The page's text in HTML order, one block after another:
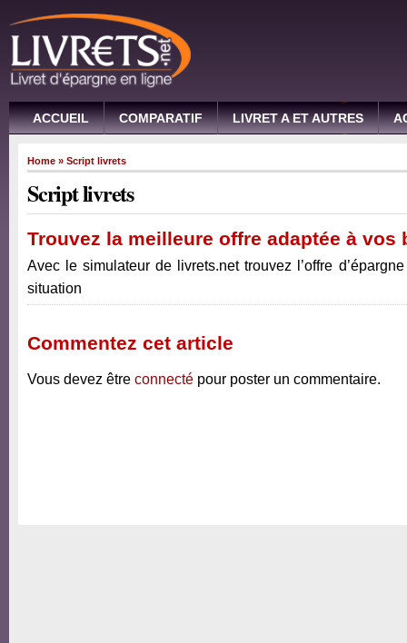
ACCUEIL COMPARATIF LIVRET A ET AUTRES
Home » Script livrets
Script livrets
Trouvez la meilleure offre adaptée à vos
Avec le simulateur de livrets.net trouvez l’offre
situation
Commentez cet article
Vous devez être connecté pour poster un commentaire.